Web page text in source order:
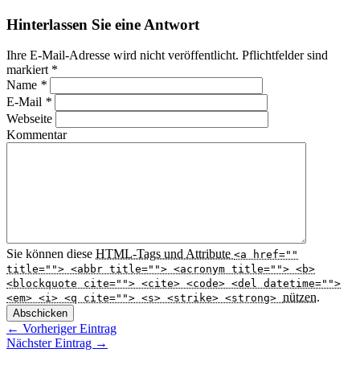
Hinterlassen Sie eine Antwort
Ihre E-Mail-Adresse wird nicht veröffentlicht. Pflichtfelder sind
markiert *
Name *
E-Mail *
Webseite
Kommentar
Sie können diese HTML-Tags und Attribute <a href=""
title=""> <abbr title=""> <acronym title=""> <b>
<blockquote cite=""> <cite> <code> <del datetime="">
<em> <i> <q cite=""> <s> <strike> <strong> nützen.
Abschicken
← Vorheriger Eintrag
Nächster Eintrag →